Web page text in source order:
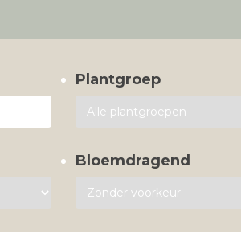
Plantgroep
Bloemdragend